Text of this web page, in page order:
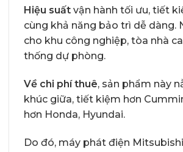
Hiệu suất vận hành tối ưu, tiết
cùng khả năng bảo trì dễ dàng.
cho khu công nghiệp, tòa nhà
thống dự phòng.
Về chi phí thuê, sản phẩm này
khúc giữa, tiết kiệm hơn
hơn Honda, Hyundai.
Do đó, máy phát điện